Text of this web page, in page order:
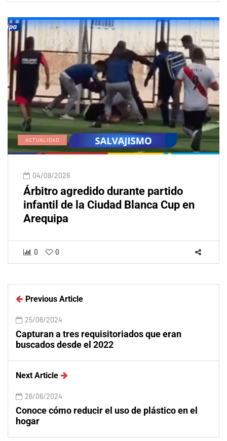
ACTUALIDAD
04/08/2026
Árbitro agredido durante partido
infantil de la Ciudad Blanca Cup en
Arequipa
0 0
Previous Article
25/06/2024
Capturan a tres requisitoriados que eran
buscados desde el 2022
Next Article
26/06/2024
Conoce cómo reducir el uso de plástico en el
hogar